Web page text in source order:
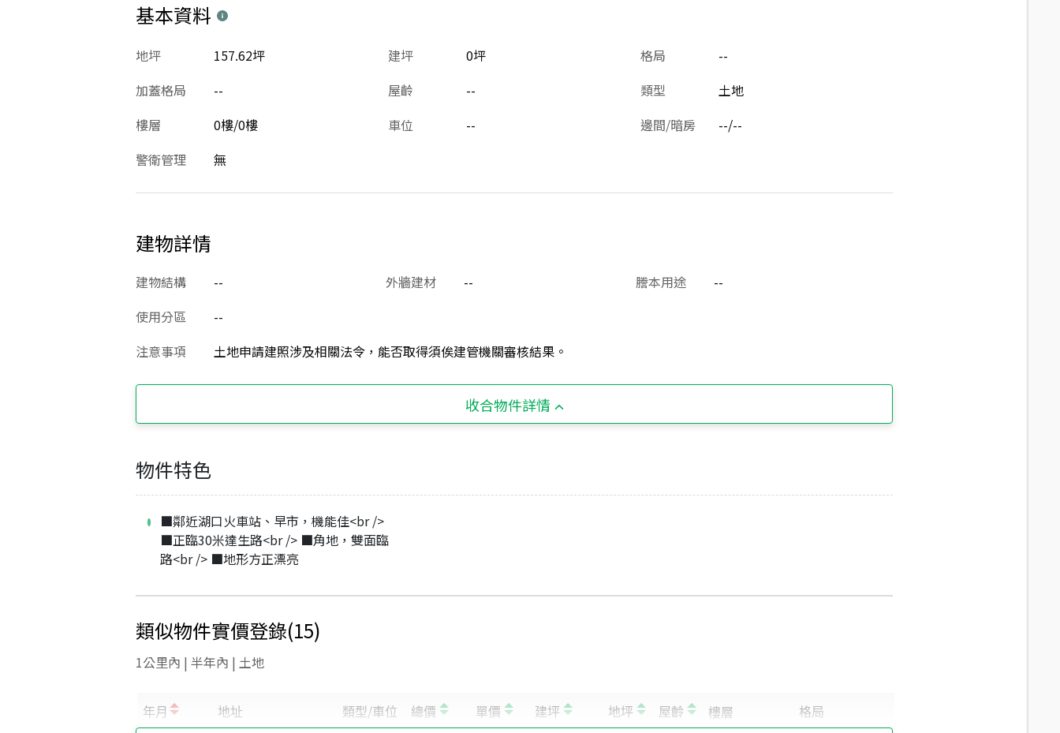
基本資料
建坪 0坪
地坪 157.62坪 格局
--
加蓋格局
-- 屋齡 -- 類型
土地
樓層
0樓/0樓 車位 -- 邊間/暗房
--/--
警衛管理
無
建物詳情
建物結構 -- 外牆建材 -- 謄本用途
--
使用分區
--
注意事項
土地申請建照涉及相關法令，能否取得須俟建管機關審核結果。
收合物件詳情
物件特色
■鄰近湖口火車站、早市，機能佳<br />
■正臨30米達生路<br /> ■角地，雙面臨
路<br /> ■地形方正漂亮
類似物件實價登錄(15)
1公里內 | 半年內 | 土地